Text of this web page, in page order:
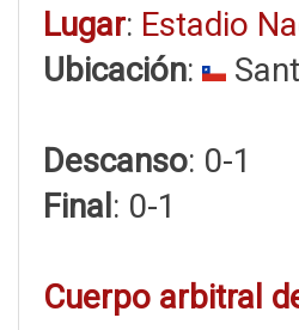
Lugar: Estadio
Ubicación:
Descanso: 0-1
Final : 0-1
Cuerpo arbitral